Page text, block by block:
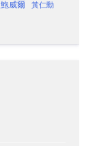
鮑威爾 黃仁勳